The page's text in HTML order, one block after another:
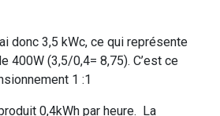
donc 3,5 kWc, ce qui représente
400W (3,5/0,4= 8,75). C’est ce
1 :1
0,4kWh par heure. La